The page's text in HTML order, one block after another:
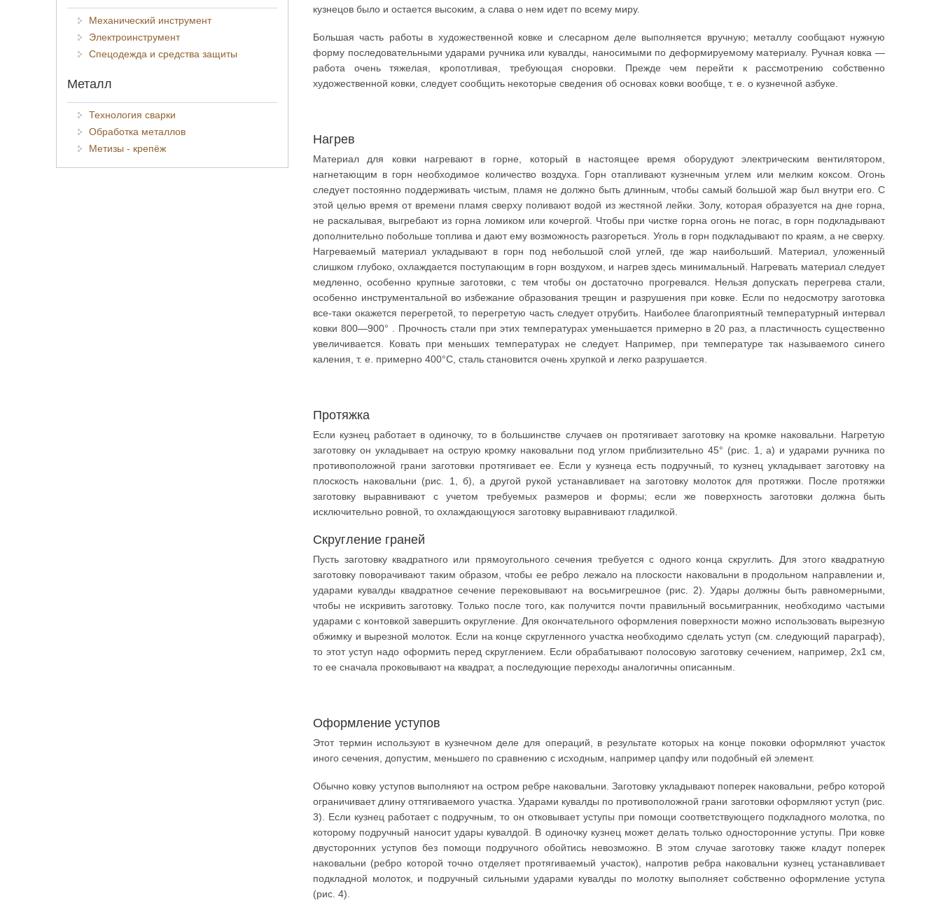
кузнецов было и остается высоким, а слава о нем идет по всему миру.
Большая часть работы в художественной ковке и слесарном деле выполняется вручную; металлу сообщают нужную
форму последовательными ударами ручника или кувалды, наносимыми по деформируемому материалу. Ручная ковка —
работа очень тяжелая, кропотливая, требующая сноровки. Прежде чем перейти к рассмотрению собственно
художественной ковки, следует сообщить некоторые сведения об основах ковки вообще, т. е. о кузнечной азбуке.
Нагрев
Материал для ковки нагревают в горне, который в настоящее время оборудуют электрическим вентилятором,
нагнетающим в горн необходимое количество воздуха. Горн отапливают кузнечным углем или мелким коксом. Огонь
следует постоянно поддерживать чистым, пламя не должно быть длинным, чтобы самый большой жар был внутри его. С
этой целью время от времени пламя сверху поливают водой из жестяной лейки. Золу, которая образуется на дне горна,
не раскалывая, выгребают из горна ломиком или кочергой. Чтобы при чистке горна огонь не погас, в горн подкладывают
дополнительно побольше топлива и дают ему возможность разгореться. Уголь в горн подкладывают по краям, а не сверху.
Нагреваемый материал укладывают в горн под небольшой слой углей, где жар наибольший. Материал, уложенный
слишком глубоко, охлаждается поступающим в горн воздухом, и нагрев здесь минимальный. Нагревать материал следует
медленно, особенно крупные заготовки, с тем чтобы он достаточно прогревался. Нельзя допускать перегрева стали,
особенно инструментальной во избежание образования трещин и разрушения при ковке. Если по недосмотру заготовка
все-таки окажется перегретой, то перегретую часть следует отрубить. Наиболее благоприятный температурный интервал
ковки 800—900° . Прочность стали при этих температурах уменьшается примерно в 20 раз, а пластичность существенно
увеличивается. Ковать при меньших температурах не следует. Например, при температуре так называемого синего
каления, т. е. примерно 400°С, сталь становится очень хрупкой и легко разрушается.
Протяжка
Если кузнец работает в одиночку, то в большинстве случаев он протягивает заготовку на кромке наковальни. Нагретую
заготовку он укладывает на острую кромку наковальни под углом приблизительно 45° (рис. 1, а) и ударами ручника по
противоположной грани заготовки протягивает ее. Если у кузнеца есть подручный, то кузнец укладывает заготовку на
плоскость наковальни (рис. 1, б), а другой рукой устанавливает на заготовку молоток для протяжки. После протяжки
заготовку выравнивают с учетом требуемых размеров и формы; если же поверхность заготовки должна быть
исключительно ровной, то охлаждающуюся заготовку выравнивают гладилкой.
Скругление граней
Пусть заготовку квадратного или прямоугольного сечения требуется с одного конца скруглить. Для этого квадратную
заготовку поворачивают таким образом, чтобы ее ребро лежало на плоскости наковальни в продольном направлении и,
ударами кувалды квадратное сечение перековывают на восьмигрешное (рис. 2). Удары должны быть равномерными,
чтобы не искривить заготовку. Только после того, как получится почти правильный восьмигранник, необходимо частыми
ударами с контовкой завершить округление. Для окончательного оформления поверхности можно использовать вырезную
обжимку и вырезной молоток. Если на конце скругленного участка необходимо сделать уступ (см. следующий параграф),
то этот уступ надо оформить перед скруглением. Если обрабатывают полосовую заготовку сечением, например, 2x1 см,
то ее сначала проковывают на квадрат, а последующие переходы аналогичны описанным.
Оформление уступов
Этот термин используют в кузнечном деле для операций, в результате которых на конце поковки оформляют участок
иного сечения, допустим, меньшего по сравнению с исходным, например цапфу или подобный ей элемент.
Обычно ковку уступов выполняют на остром ребре наковальни. Заготовку укладывают поперек наковальни, ребро которой
ограничивает длину оттягиваемого участка. Ударами кувалды по противоположной грани заготовки оформляют уступ (рис.
3). Если кузнец работает с подручным, то он отковывает уступы при помощи соответствующего подкладного молотка, по
которому подручный наносит удары кувалдой. В одиночку кузнец может делать только односторонние уступы. При ковке
двусторонних уступов без помощи подручного обойтись невозможно. В этом случае заготовку также кладут поперек
наковальни (ребро которой точно отделяет протягиваемый участок), напротив ребра наковальни кузнец устанавливает
подкладной молоток, и подручный сильными ударами кувалды по молотку выполняет собственно оформление уступа
(рис. 4).
Механический инструмент
Электроинструмент
Спецодежда и средства защиты
Металл
Технология сварки
Обработка металлов
Метизы - крепёж